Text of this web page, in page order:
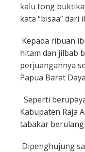
kalu tong
kata “bisaa” dari
Kepada ribuan
hitam dan jilbab
perjuangannya
Papua Barat
Seperti
Kabupaten Raja
tabakar
Dipenghujung